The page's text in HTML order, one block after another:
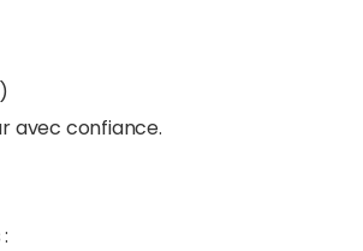
avec confiance.